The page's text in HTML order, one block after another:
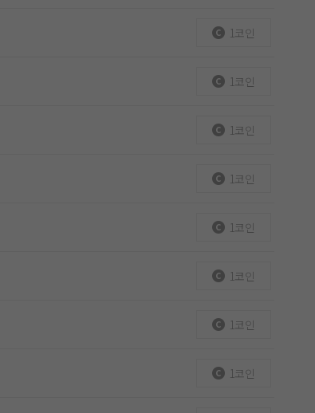
1코인
1코인
1코인
1코인
1코인
1코인
1코인
1코인